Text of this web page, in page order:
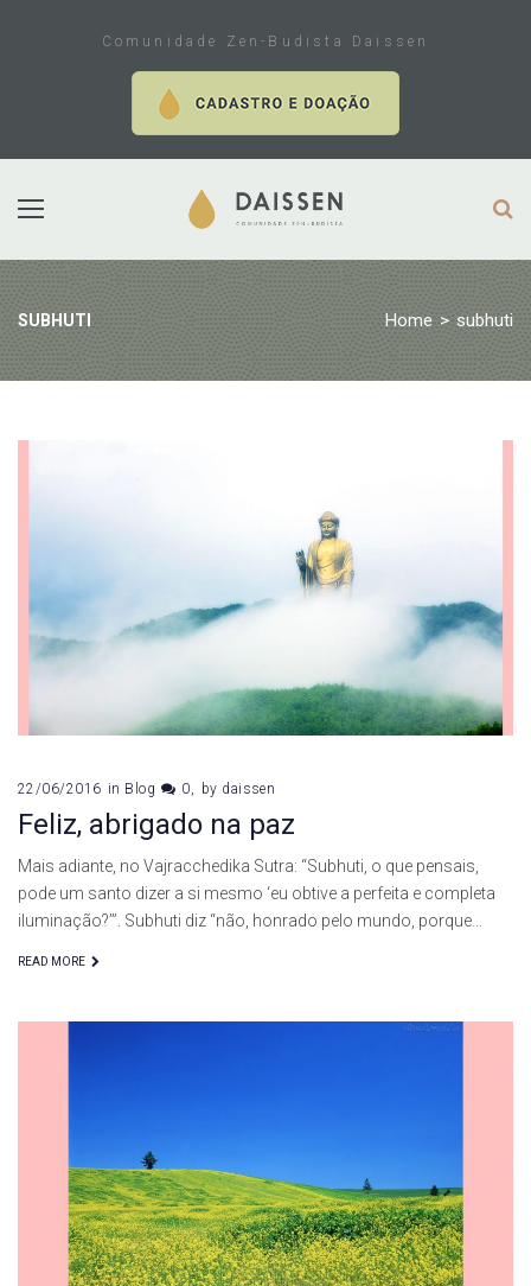
Comunidade Zen-Budista Daissen
SUBHUTI Home > subhuti
subhuti
22/06/2016 in Blog 0 by daissen
Feliz, abrigado na paz
Mais adiante, no Vajracchedika Sutra: “Subhuti, o que pensais,
pode um santo dizer a si mesmo ‘eu obtive a perfeita e completa
iluminação?’”. Subhuti diz “não, honrado pelo mundo, porque…
READ MORE